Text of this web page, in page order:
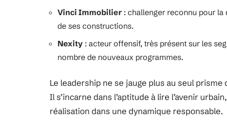
Vinci Immobilier : challenger reconnu pour
de ses constructions.
Nexity : acteur offensif, très présent sur les
nombre de nouveaux programmes.
Le leadership ne se jauge plus au seul
Il s’incarne dans l’aptitude à lire l’avenir
réalisation dans une dynamique responsable.